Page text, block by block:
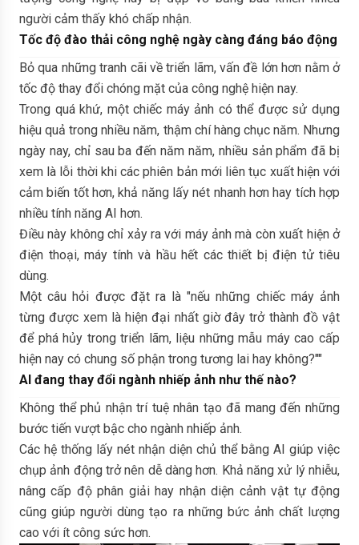
người cảm thấy khó chấp nhận.
Tốc độ đào thải công nghệ ngày càng đáng báo động
Bỏ qua những tranh cãi về triển lãm, vấn đề lớn hơn nằm ở
tốc độ thay đổi chóng mặt của công nghệ hiện nay.
Trong quá khứ, một chiếc máy ảnh có thể được sử dụng
hiệu quả trong nhiều năm, thậm chí hàng chục năm. Nhưng
ngày nay, chỉ sau ba đến năm năm, nhiều sản phẩm đã bị
xem là lỗi thời khi các phiên bản mới liên tục xuất hiện với
cảm biến tốt hơn, khả năng lấy nét nhanh hơn hay tích hợp
nhiều tính năng AI hơn.
Điều này không chỉ xảy ra với máy ảnh mà còn xuất hiện ở
điện thoại, máy tính và hầu hết các thiết bị điện tử tiêu
dùng.
Một câu hỏi được đặt ra là "nếu những chiếc máy ảnh
từng được xem là hiện đại nhất giờ đây trở thành đồ vật
để phá hủy trong triển lãm, liệu những mẫu máy cao cấp
hiện nay có chung số phận trong tương lai hay không?""
AI đang thay đổi ngành nhiếp ảnh như thế nào?
Không thể phủ nhận trí tuệ nhân tạo đã mang đến những
bước tiến vượt bậc cho ngành nhiếp ảnh.
Các hệ thống lấy nét nhận diện chủ thể bằng AI giúp việc
chụp ảnh động trở nên dễ dàng hơn. Khả năng xử lý nhiễu,
nâng cấp độ phân giải hay nhận diện cảnh vật tự động
cũng giúp người dùng tạo ra những bức ảnh chất lượng
cao với ít công sức hơn.